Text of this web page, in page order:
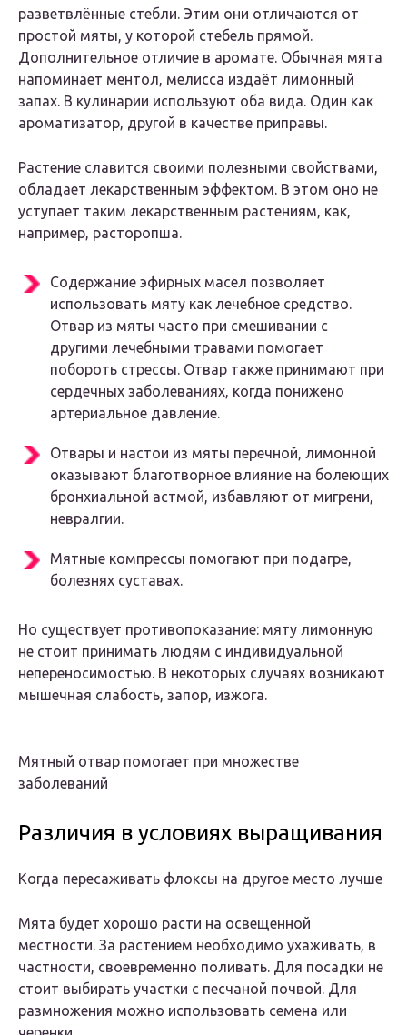
разветвлённые стебли. Этим они отличаются от
простой мяты, у которой стебель прямой.
Дополнительное отличие в аромате. Обычная мята
напоминает ментол, мелисса издаёт лимонный
запах. В кулинарии используют оба вида. Один как
ароматизатор, другой в качестве приправы.
Растение славится своими полезными свойствами,
обладает лекарственным эффектом. В этом оно не
уступает таким лекарственным растениям, как,
например, расторопша.
Содержание эфирных масел позволяет
использовать мяту как лечебное средство.
Отвар из мяты часто при смешивании с
другими лечебными травами помогает
побороть стрессы. Отвар также принимают при
сердечных заболеваниях, когда понижено
артериальное давление.
Отвары и настои из мяты перечной, лимонной
оказывают благотворное влияние на болеющих
бронхиальной астмой, избавляют от мигрени,
невралгии.
Мятные компрессы помогают при подагре,
болезнях суставах.
Но существует противопоказание: мяту лимонную
не стоит принимать людям с индивидуальной
непереносимостью. В некоторых случаях возникают
мышечная слабость, запор, изжога.
Мятный отвар помогает при множестве
заболеваний
Различия в условиях выращивания
Когда пересаживать флоксы на другое место лучше
Мята будет хорошо расти на освещенной
местности. За растением необходимо ухаживать, в
частности, своевременно поливать. Для посадки не
стоит выбирать участки с песчаной почвой. Для
размножения можно использовать семена или